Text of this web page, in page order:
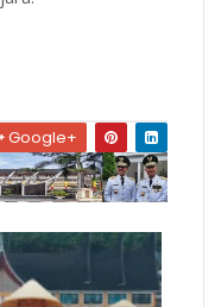
Google+